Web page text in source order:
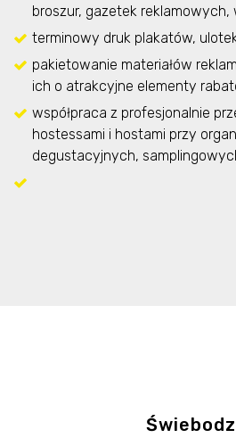
broszur, gazetek
terminowy druk plakatów,
pakietowanie materiałów
ich o atrakcyjne elementy
współpraca z profesjonalnie
hostessami i hostami przy
degustacyjnych,